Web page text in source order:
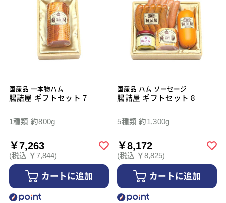
国産品 一本物ハム
腸詰屋 ギフトセット 7
1種類 約800g
￥7,263
(税込 ￥7,844)
カートに追加
国産品 ハム ソーセージ
腸詰屋 ギフトセット 8
5種類 約1,300g
￥8,172
(税込 ￥8,825)
カートに追加